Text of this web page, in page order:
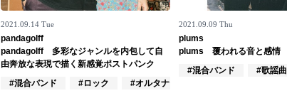
2021.09.14 Tue
pandagolff
pandagolff 多彩なジャンルを内包して自
由奔放な表現で描く新感覚ポストパンク
#混合バンド
#ロック #オルタナティブ
2021.09.09 Thu
plums
plums 覆われる音と感情
#混合バンド
#歌謡曲